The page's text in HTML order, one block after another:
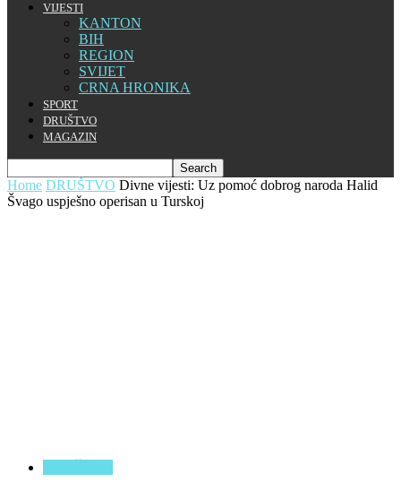
VIJESTI
KANTON
BIH
REGION
SVIJET
CRNA HRONIKA
SPORT
DRUŠTVO
MAGAZIN
Home DRUŠTVO Divne vijesti: Uz pomoć dobrog naroda Halid
Švago uspješno operisan u Turskoj